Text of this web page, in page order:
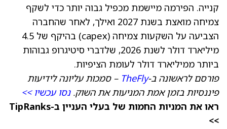
קנייה. הפירמה מיישמת מכפיל גבוה יותר כדי לשקף
צמיחה מואצת בשנת 2027 ואילך, לאחר שהחברה
הצביעה על השקעות צמיחה (capex) בהיקף של 4.5
מיליארד דולר לשנת 2026, שלדברי סיטיגרופ גבוהות
ביותר ממיליארד דולר לעומת הציפיות.
פורסם לראשונה ב-TheFly – סמכות עליונה לידיעות
פיננסיות בזמן אמת המניעות את השוק.נסו עכשיו >>
ראו את המניות החמות של בעלי העניין ב-TipRanks
>>